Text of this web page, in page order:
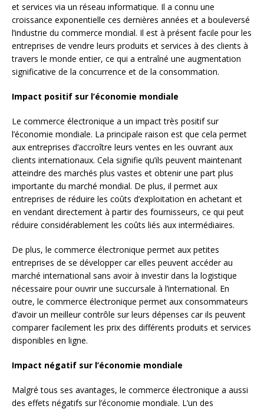
et services via un réseau informatique. Il a connu une
croissance exponentielle ces dernières années et a bouleversé
l’industrie du commerce mondial. Il est à présent facile pour les
entreprises de vendre leurs produits et services à des clients à
travers le monde entier, ce qui a entraîné une augmentation
significative de la concurrence et de la consommation.
Impact positif sur l’économie mondiale
Le commerce électronique a un impact très positif sur
l’économie mondiale. La principale raison est que cela permet
aux entreprises d’accroître leurs ventes en les ouvrant aux
clients internationaux. Cela signifie qu’ils peuvent maintenant
atteindre des marchés plus vastes et obtenir une part plus
importante du marché mondial. De plus, il permet aux
entreprises de réduire les coûts d’exploitation en achetant et
en vendant directement à partir des fournisseurs, ce qui peut
réduire considérablement les coûts liés aux intermédiaires.
De plus, le commerce électronique permet aux petites
entreprises de se développer car elles peuvent accéder au
marché international sans avoir à investir dans la logistique
nécessaire pour ouvrir une succursale à l’international. En
outre, le commerce électronique permet aux consommateurs
d’avoir un meilleur contrôle sur leurs dépenses car ils peuvent
comparer facilement les prix des différents produits et services
disponibles en ligne.
Impact négatif sur l’économie mondiale
Malgré tous ses avantages, le commerce électronique a aussi
des effets négatifs sur l’économie mondiale. L’un des